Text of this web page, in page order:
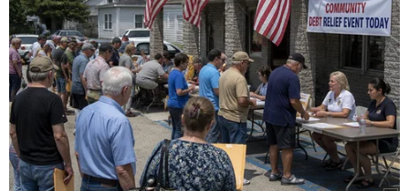
Cảnh sát Giao thông Công an các địa phương xử
lý 8.640 trường hợp vi phạm, phạt tiền gần 21,3 tỷ
đồng; tước 2.044 giấy phép lái xe các loại, trong
đó vi phạm nồng độ cồn xử lý 3.428 trường hợp.